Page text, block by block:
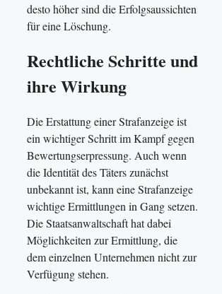
desto höher sind die Erfolgsaussichten
für eine Löschung.
Rechtliche Schritte und
ihre Wirkung
Die Erstattung einer Strafanzeige ist
ein wichtiger Schritt im Kampf gegen
Bewertungserpressung. Auch wenn
die Identität des Täters zunächst
unbekannt ist, kann eine Strafanzeige
wichtige Ermittlungen in Gang setzen.
Die Staatsanwaltschaft hat dabei
Möglichkeiten zur Ermittlung, die
dem einzelnen Unternehmen nicht zur
Verfügung stehen.